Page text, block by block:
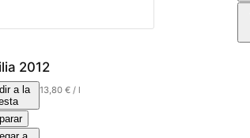
2012
13,80€/ l
a la